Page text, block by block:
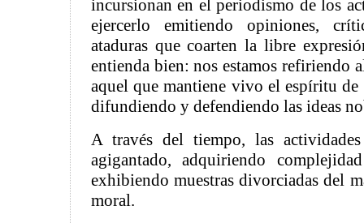
incursionan en el periodismo de los
ejercerlo emitiendo opiniones,
ataduras que coarten la libre
entienda bien: nos estamos refiriendo
aquel que mantiene vivo el espíritu
difundiendo y defendiendo las ideas
A través del tiempo, las
agigantado, adquiriendo
exhibiendo muestras divorciadas del
moral.